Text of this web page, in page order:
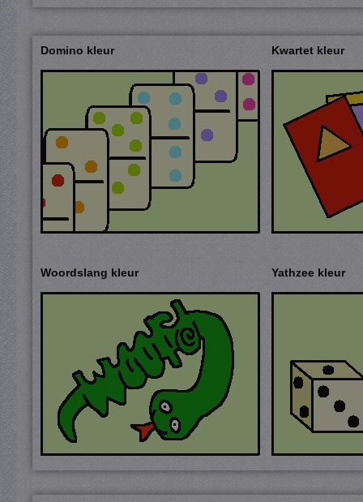
Domino kleur Kwartet kleur
Woordslang kleur Yathzee kleur